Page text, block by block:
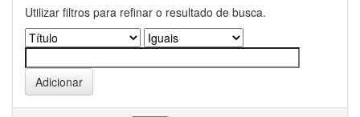
Utilizar filtros para refinar o resultado de busca.